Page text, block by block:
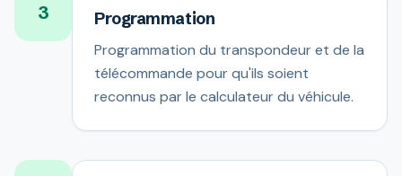
3 Programmation
Programmation du transpondeur et de la
télécommande pour qu'ils soient
reconnus par le calculateur du véhicule.